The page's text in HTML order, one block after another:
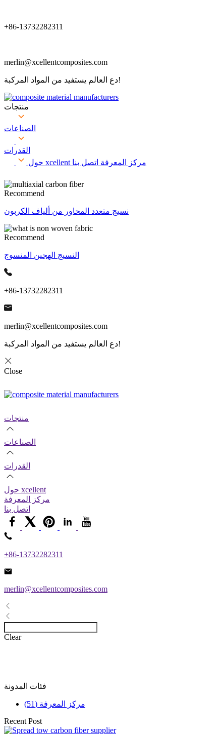
+86-13732282311
merlin@xcellentcomposites.com
دع العالم يستفيد من المواد المركبة!
منتجات
الصناعات
القدرات
حول xcellent
مركز المعرفة اتصل بنا
Recommend
نسيج متعدد المحاور من ألياف الكربون
Recommend
النسيج الهجين المنسوج
+86-13732282311
merlin@xcellentcomposites.com
دع العالم يستفيد من المواد المركبة!
Close
منتجات
الصناعات
القدرات
حول xcellent
مركز المعرفة
اتصل بنا
+86-13732282311
merlin@xcellentcomposites.com
Clear
فئات المدونة
مركز المعرفة (51)
Recent Post